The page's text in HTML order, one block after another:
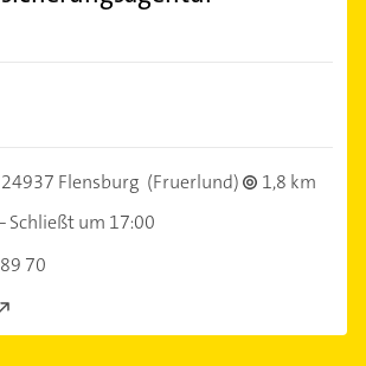
24937 Flensburg (Fruerlund)
1,8 km
Schließt um 17:00
70